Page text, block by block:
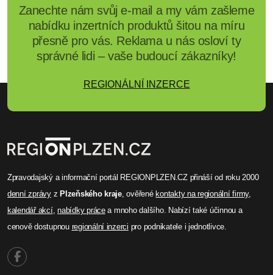
Zanechte nám svůj e-mail a my vám zašleme
nabídku inzertních produktů šitou na míru
přesně pro vás. Reklama u nás osloví ty
správné lidi – vaše budoucí zákazníky!
REGIONÁLNÍ INZERCE
Zpravodajský a informační portál REGIONPLZEN.CZ přináší od roku 2000
denní zprávyz Plzeňského kraje, ověřené kontakty na regionální firmy,
kalendář akcí,nabídky prácea mnoho dalšího. Nabízí také účinnou a
cenově dostupnou regionální inzerci pro podnikatele i jednotlivce.